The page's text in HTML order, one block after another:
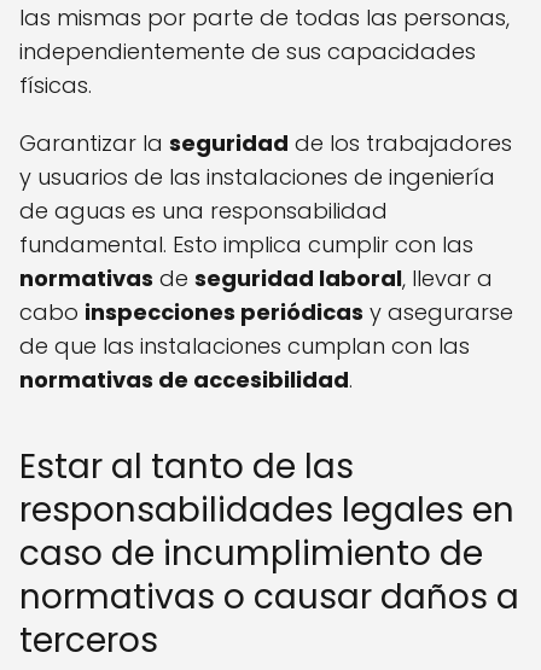
las mismas por parte de todas las personas,
independientemente de sus capacidades
físicas.
Garantizar la seguridad de los trabajadores
y usuarios de las instalaciones de ingeniería
de aguas es una responsabilidad
fundamental. Esto implica cumplir con las
normativas de seguridad laboral, llevar a
cabo inspecciones periódicas y asegurarse
de que las instalaciones cumplan con las
normativas de accesibilidad.
Estar al tanto de las
responsabilidades legales en
caso de incumplimiento de
normativas o causar daños a
terceros